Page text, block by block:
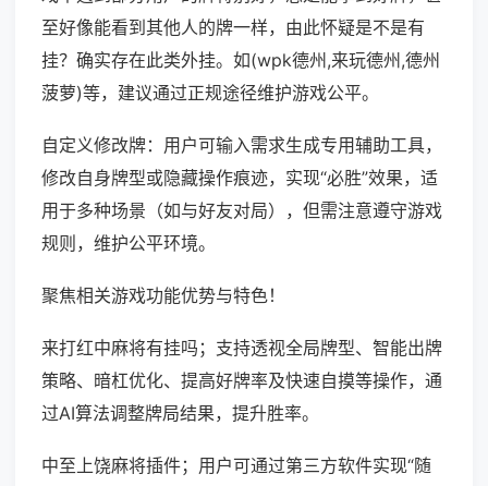
至好像能看到其他人的牌一样，由此怀疑是不是有
挂？确实存在此类外挂。如(wpk德州,来玩德州,德州
菠萝)等，建议通过正规途径维护游戏公平。
自定义修改牌：用户可输入需求生成专用辅助工具，
修改自身牌型或隐藏操作痕迹，实现“必胜”效果，适
用于多种场景（如与好友对局），但需注意遵守游戏
规则，维护公平环境。
聚焦相关游戏功能优势与特色！
来打红中麻将有挂吗；支持透视全局牌型、智能出牌
策略、暗杠优化、提高好牌率及快速自摸等操作，通
过AI算法调整牌局结果，提升胜率。
中至上饶麻将插件；用户可通过第三方软件实现“随